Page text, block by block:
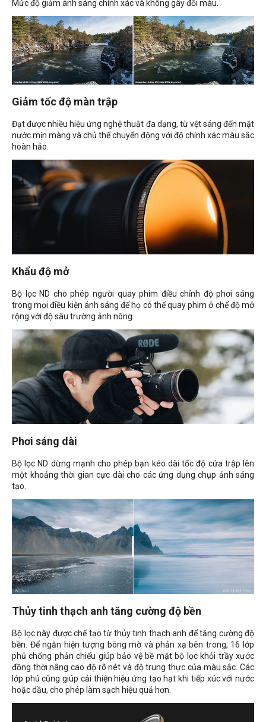
Mức độ giảm ánh sáng chính xác và không gây đổi màu.
Giảm tốc độ màn trập
Đạt được nhiều hiệu ứng nghệ thuật đa dạng, từ vệt sáng đến mặt
nước mịn màng và chủ thể chuyển động với độ chính xác màu sắc
hoàn hảo.
Khẩu độ mở
Bộ lọc ND cho phép người quay phim điều chỉnh độ phơi sáng
trong mọi điều kiện ánh sáng để họ có thể quay phim ở chế độ mở
rộng với độ sâu trường ảnh nông.
Phơi sáng dài
Bộ lọc ND dừng mạnh cho phép bạn kéo dài tốc độ cửa trập lên
một khoảng thời gian cực dài cho các ứng dụng chụp ảnh sáng
tạo.
Thủy tinh thạch anh tăng cường độ bền
Bộ lọc này được chế tạo từ thủy tinh thạch anh để tăng cường độ
bền. Để ngăn hiện tượng bóng mờ và phản xạ bên trong, 16 lớp
phủ chống phản chiếu giúp bảo vệ bề mặt bộ lọc khỏi trầy xước
đồng thời nâng cao độ rõ nét và độ trung thực của màu sắc. Các
lớp phủ cũng giúp cải thiện hiệu ứng tạo hạt khi tiếp xúc với nước
hoặc dầu, cho phép làm sạch hiệu quả hơn.